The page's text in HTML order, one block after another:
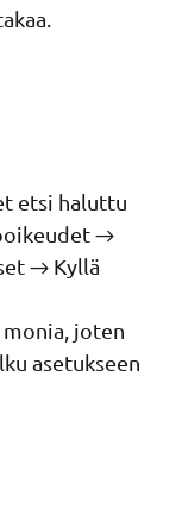
etsi haluttu
→
→ Kyllä
joten
asetukseen